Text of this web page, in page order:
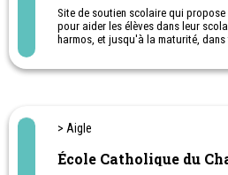
Site de soutien scolaire qui
pour aider les élèves dans leur
harmos, et jusqu'à la maturité,
Learning).
de Biceps évolue et s'enrichit de
> Aigle
École Catholique du